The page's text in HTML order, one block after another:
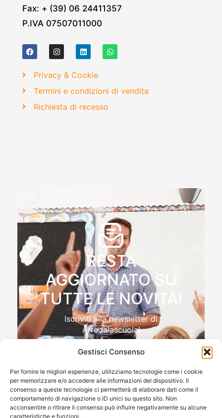
Gestisci Consenso
Per fornire le migliori esperienze, utilizziamo tecnologie come i cookie
per memorizzare e/o accedere alle informazioni del dispositivo. Il
consenso a queste tecnologie ci permetterà di elaborare dati come il
comportamento di navigazione o ID unici su questo sito. Non
acconsentire o ritirare il consenso può influire negativamente su alcune
caratteristiche e funzioni.
Fax: + (39) 06 24411357
P.IVA 07507011000
Privacy & Cookie
Termini e condizioni di vendita
Richiesta di recesso
RESTA
AGGIORNATO SU
TUTTE LE NOVITÀ!
Iscriviti alla newsletter di
Arredalascuola!
Autorizzo il trattamento dei miei dati personali , ai sensi
e per gli effetti del Reg.to UE 2016/679 (GDPR)